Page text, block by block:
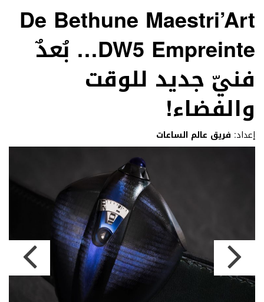
De Bethune Maestri’Art
DW5 Empreinte… بُعدٌ
فنيّ جديد للوقت
والفضاء!
إعداد: فريق عالم الساعات